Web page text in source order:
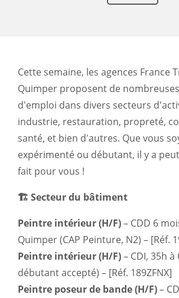
Cette semaine, les agences France
Quimper proposent de
d'emploi dans divers secteurs
industrie, restauration, propreté,
santé, et bien d'autres. Que vous
expérimenté ou débutant, il y a
fait pour vous !
🏗️ Secteur du bâtiment
Peintre intérieur (H/F)– CDD 6
Quimper (CAP Peinture, N2) – [Réf.
Peintre intérieur (H/F)– CDI, 35h
débutant accepté) – [Réf. 189ZFNX]
Peintre poseur de bande (H/F)–